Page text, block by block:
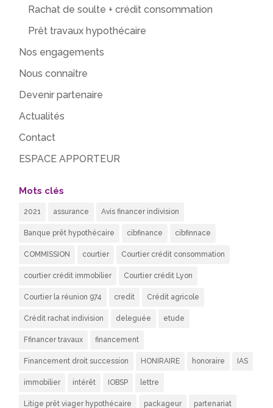
Rachat de soulte + crédit consommation
Prêt travaux hypothécaire
Nos engagements
Nous connaître
Devenir partenaire
Actualités
Contact
ESPACE APPORTEUR
Mots clés
2021 assurance Avis financer indivision
Banque prêt hypothécaire cibfinance cibfinnace
COMMISSION courtier Courtier crédit consommation
courtier crédit immobilier Courtier crédit Lyon
Courtier la réunion 974 credit Crédit agricole
Crédit rachat indivision deleguée etude
Ffinancer travaux financement
Financement droit succession HONIRAIRE honoraire IAS
immobilier intérêt IOBSP lettre
Litige prêt viager hypothécaire packageur partenariat